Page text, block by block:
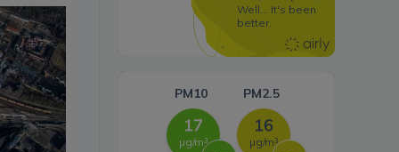
Systemy magazynowania